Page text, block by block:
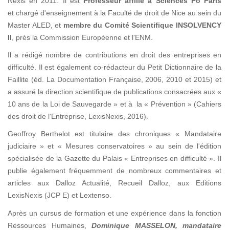
et chargé d'enseignement à la Faculté de droit de Nice au sein du
Master ALED, et membre du Comité Scientifique INSOLVENCY
II , près la Commission Européenne et l'ENM.
Il a rédigé nombre de contributions en droit des entreprises en
difficulté. Il est également co-rédacteur du Petit Dictionnaire de la
Faillite (éd. La Documentation Française, 2006, 2010 et 2015) et
a assuré la direction scientifique de publications consacrées aux «
10 ans de la Loi de Sauvegarde » et à la « Prévention » (Cahiers
des droit de l'Entreprise, LexisNexis, 2016).
Geoffroy Berthelot est titulaire des chroniques « Mandataire
judiciaire » et « Mesures conservatoires » au sein de l'édition
spécialisée de la Gazette du Palais « Entreprises en difficulté ». Il
publie également fréquemment de nombreux commentaires et
articles aux Dalloz Actualité, Recueil Dalloz, aux Editions
LexisNexis (JCP E) et Lextenso.
Après un cursus de formation et une expérience dans la fonction
Ressources Humaines, Dominique MASSELON, mandataire